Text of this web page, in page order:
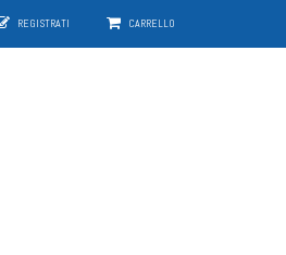
REGISTRATI CARRELLO